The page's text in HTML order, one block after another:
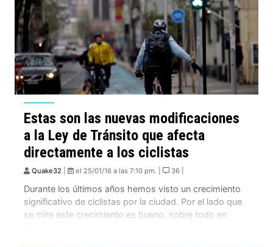
Estas son las nuevas modificaciones
a la Ley de Tránsito que afecta
directamente a los ciclistas
Quake32 el 25/01/16 a las 7:10 pm. | 36 |
Durante los últimos años hemos visto un crecimiento
significativo de ciclistas por la ciudad. Por el lado que
se mire este crecimiento es bueno, sobre todo en